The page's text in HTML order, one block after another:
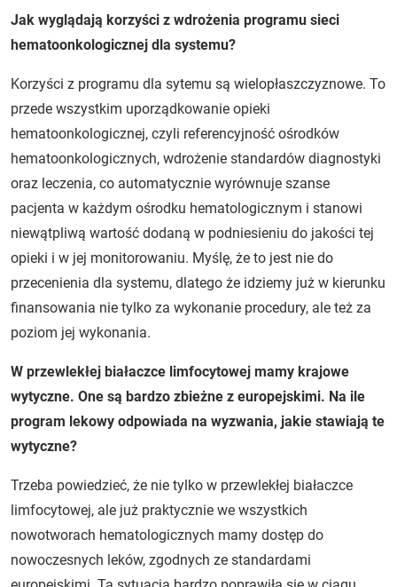
Jak wyglądają korzyści z wdrożenia programu sieci
hematoonkologicznej dla systemu?
Korzyści z programu dla sytemu są wielopłaszczyznowe. To
przede wszystkim uporządkowanie opieki
hematoonkologicznej, czyli referencyjność ośrodków
hematoonkologicznych, wdrożenie standardów diagnostyki
oraz leczenia, co automatycznie wyrównuje szanse
pacjenta w każdym ośrodku hematologicznym i stanowi
niewątpliwą wartość dodaną w podniesieniu do jakości tej
opieki i w jej monitorowaniu. Myślę, że to jest nie do
przecenienia dla systemu, dlatego że idziemy już w kierunku
finansowania nie tylko za wykonanie procedury, ale też za
poziom jej wykonania.
W przewlekłej białaczce limfocytowej mamy krajowe
wytyczne. One są bardzo zbieżne z europejskimi. Na ile
program lekowy odpowiada na wyzwania, jakie stawiają te
wytyczne?
Trzeba powiedzieć, że nie tylko w przewlekłej białaczce
limfocytowej, ale już praktycznie we wszystkich
nowotworach hematologicznych mamy dostęp do
nowoczesnych leków, zgodnych ze standardami